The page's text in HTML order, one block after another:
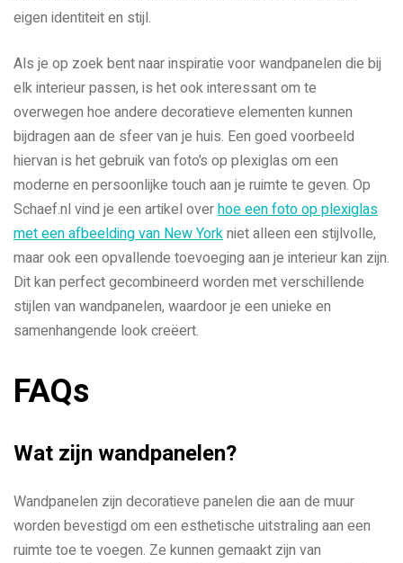
eigen identiteit en stijl.
Als je op zoek bent naar inspiratie voor wandpanelen die bij
elk interieur passen, is het ook interessant om te
overwegen hoe andere decoratieve elementen kunnen
bijdragen aan de sfeer van je huis. Een goed voorbeeld
hiervan is het gebruik van foto’s op plexiglas om een
moderne en persoonlijke touch aan je ruimte te geven. Op
Schaef.nl vind je een artikel overhoe een foto op plexiglas
met een afbeelding van New Yorkniet alleen een stijlvolle,
maar ook een opvallende toevoeging aan je interieur kan zijn.
Dit kan perfect gecombineerd worden met verschillende
stijlen van wandpanelen, waardoor je een unieke en
samenhangende look creëert.
FAQs
Wat zijn wandpanelen?
Wandpanelen zijn decoratieve panelen die aan de muur
worden bevestigd om een ​​esthetische uitstraling aan een
ruimte toe te voegen. Ze kunnen gemaakt zijn van